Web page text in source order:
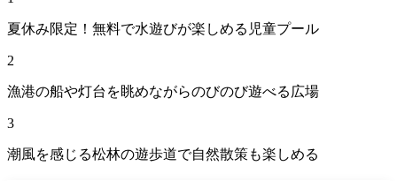
夏休み限定！無料で水遊びが楽しめる児童プール
2
漁港の船や灯台を眺めながらのびのび遊べる広場
3
潮風を感じる松林の遊歩道で自然散策も楽しめる